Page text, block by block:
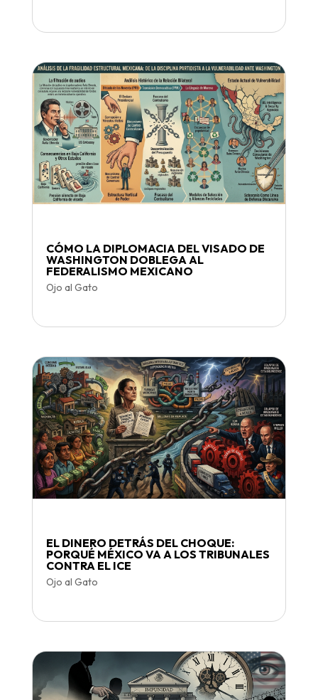
CÓMO LA DIPLOMACIA DEL VISADO DE
WASHINGTON DOBLEGA AL
FEDERALISMO MEXICANO
Ojo al Gato
EL DINERO DETRÁS DEL CHOQUE:
PORQUÉ MÉXICO VA A LOS TRIBUNALES
CONTRA EL ICE
Ojo al Gato